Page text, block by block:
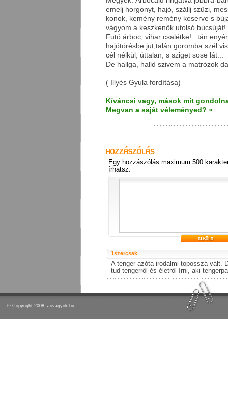
emelj horgonyt, hajó, szállj szűzi,
konok, kemény remény keserve s
vágyom a keszkenők utolsó búcsúját!
Futó árboc, vihar csalétke!...tán
hajótörésbe jut,talán goromba szél
cél nélkül, úttalan, s sziget sose lát...
De hallga, halld szivem a matrózok
( Illyés Gyula fordítása)
Kíváncsi vagy, mások mit
Megvan a saját véleményed? »
Egy hozzászólás maximum 500
írhatsz.
1szercsak
A tenger azóta irodalmi toposszá vált.
tud tengerről és életről írni, aki
© Copyright 2008. Jovagyok.hu